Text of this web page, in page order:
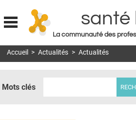
Jump to
santé
La communauté des
MON COMPTE
Accueil > Actualités > Actualités
Mots clés